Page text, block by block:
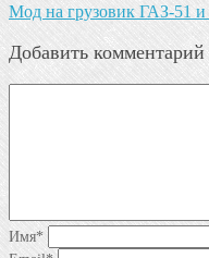
Мод на грузовик ГАЗ-51
Добавить комментарий
Имя*